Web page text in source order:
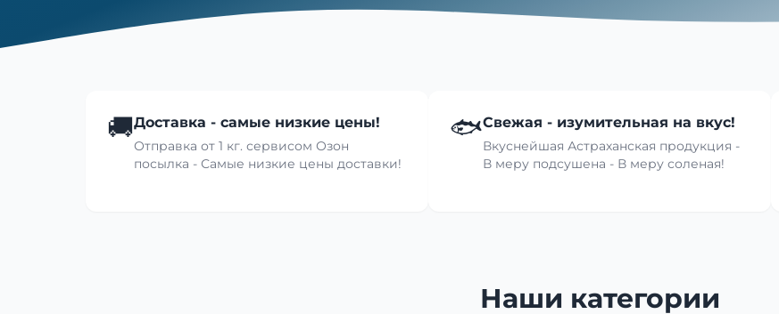
🚚Доставка - самые низкие цены!
Отправка от 1 кг. сервисом Озон
посылка - Самые низкие цены доставки!
🐟Свежая - изумительная на вкус!
Вкуснейшая Астраханская продукция -
В меру подсушена - В меру соленая!
Наши категории